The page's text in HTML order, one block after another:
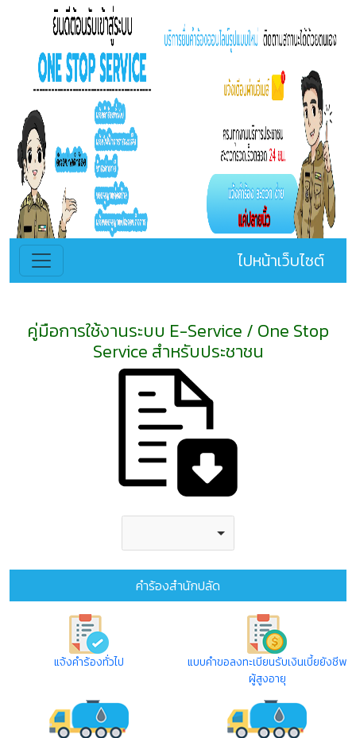
ไปหน้าเว็บไซต์
คู่มือการใช้งานระบบ E-Service / One Stop
Service สำหรับประชาชน
คำร้องสำนักปลัด
แจ้งคำร้องทั่วไป
แบบคำขอลงทะเบียนรับเงินเบี้ยยังชีพ
ผู้สูงอายุ